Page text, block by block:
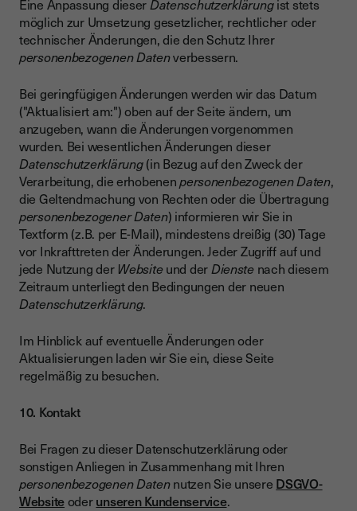
Eine Anpassung dieserDatenschutzerklärungist stets
möglich zur Umsetzung gesetzlicher, rechtlicher oder
technischer Änderungen, die den Schutz Ihrer
personenbezogenen Datenverbessern.
Bei geringfügigen Änderungen werden wir das Datum
("Aktualisiert am:") oben auf der Seite ändern, um
anzugeben, wann die Änderungen vorgenommen
wurden. Bei wesentlichen Änderungen dieser
Datenschutzerklärung(in Bezug auf den Zweck der
Verarbeitung, die erhobenenpersonenbezogenen Daten,
die Geltendmachung von Rechten oder die Übertragung
personenbezogener Daten) informieren wir Sie in
Textform (z.B. per E-Mail), mindestens dreißig (30) Tage
vor Inkrafttreten der Änderungen. Jeder Zugriff auf und
jede Nutzung der Website und derDienste nach diesem
Zeitraum unterliegt den Bedingungen der neuen
Datenschutzerklärung.
Im Hinblick auf eventuelle Änderungen oder
Aktualisierungen laden wir Sie ein, diese Seite
regelmäßig zu besuchen.
10. Kontakt
Bei Fragen zu dieser Datenschutzerklärung oder
sonstigen Anliegen in Zusammenhang mit Ihren
personenbezogenen Datennutzen Sie unsere DSGVO-
Websiteoderunseren Kundenservice.